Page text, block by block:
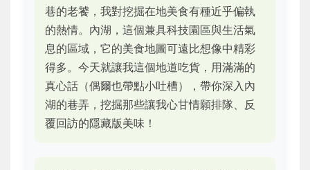
巷的老饕，我對挖掘在地美食有種近乎偏執
的熱情。內湖，這個兼具科技園區與生活氣
息的區域，它的美食地圖可遠比想像中精彩
得多。今天就讓我這個地道吃貨，用滿滿的
真心話（偶爾也帶點小吐槽），帶你深入內
湖的巷弄，挖掘那些讓我心甘情願排隊、反
覆回訪的隱藏版美味！